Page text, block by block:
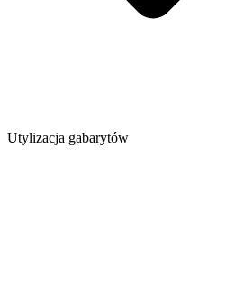
Utylizacja gabarytów